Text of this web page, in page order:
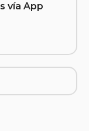
vía App